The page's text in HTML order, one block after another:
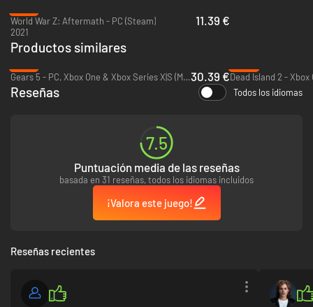
World War Z: Aftermath - PC (Steam)
2021
11.39 €
Productos similares
Gears 5 - PC, Xbox One & Xbox Series X|S (Microsoft Store)30.39 €Dead Island 2 - Xbox
Reseñas Todos los idiomas
7.5
Puntuación media de las reseñas
basada en 31 reseñas, todos los idiomas incluidos
¡Valora este juego!
Reseñas recientes